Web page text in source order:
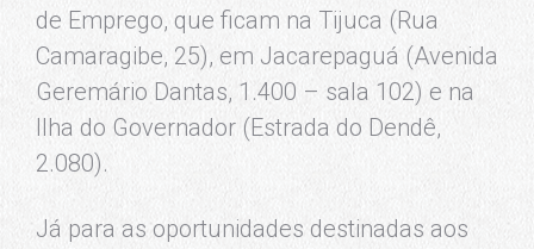
de Emprego, que ficam na Tijuca (Rua
Camaragibe, 25), em Jacarepaguá (Avenida
Geremário Dantas, 1.400 – sala 102) e na
Ilha do Governador (Estrada do Dendê,
2.080).
Já para as oportunidades destinadas aos